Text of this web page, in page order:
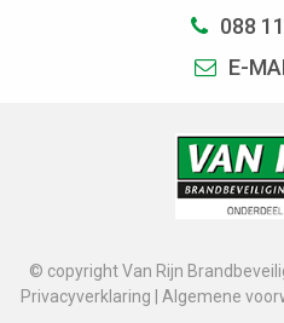
088
E-
© copyright Van Rijn
Privacyverklaring
Algemene